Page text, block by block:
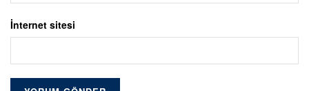
İnternet sitesi